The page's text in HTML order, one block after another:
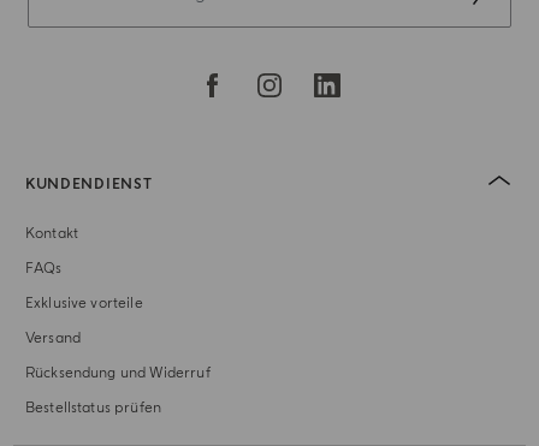
KUNDENDIENST
Kontakt
FAQs
Exklusive vorteile
Versand
Rücksendung und Widerruf
Bestellstatus prüfen